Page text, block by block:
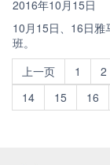
2016年10月15日
10月15日、16日雅
班。
上一页
1 2
14
15 16